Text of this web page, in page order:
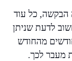
הבקשה, כל עוד
לדעת שניתן
תשלום רטרואקטיבי עבור עד 12 חודשים מהחודש
מעבר לכך.